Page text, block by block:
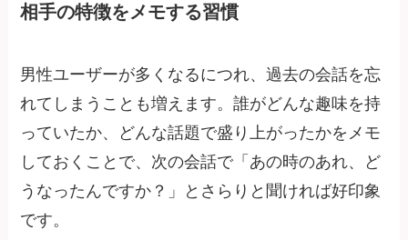
相手の特徴をメモする習慣
男性ユーザーが多くなるにつれ、過去の会話を忘
れてしまうことも増えます。誰がどんな趣味を持
っていたか、どんな話題で盛り上がったかをメモ
しておくことで、次の会話で「あの時のあれ、ど
うなったんですか？」とさらりと聞ければ好印象
です。